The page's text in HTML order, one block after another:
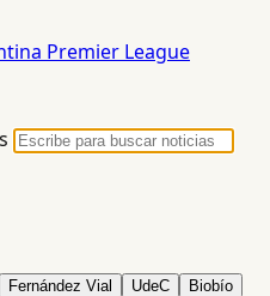
Premier League
Fernández Vial UdeC Biobío